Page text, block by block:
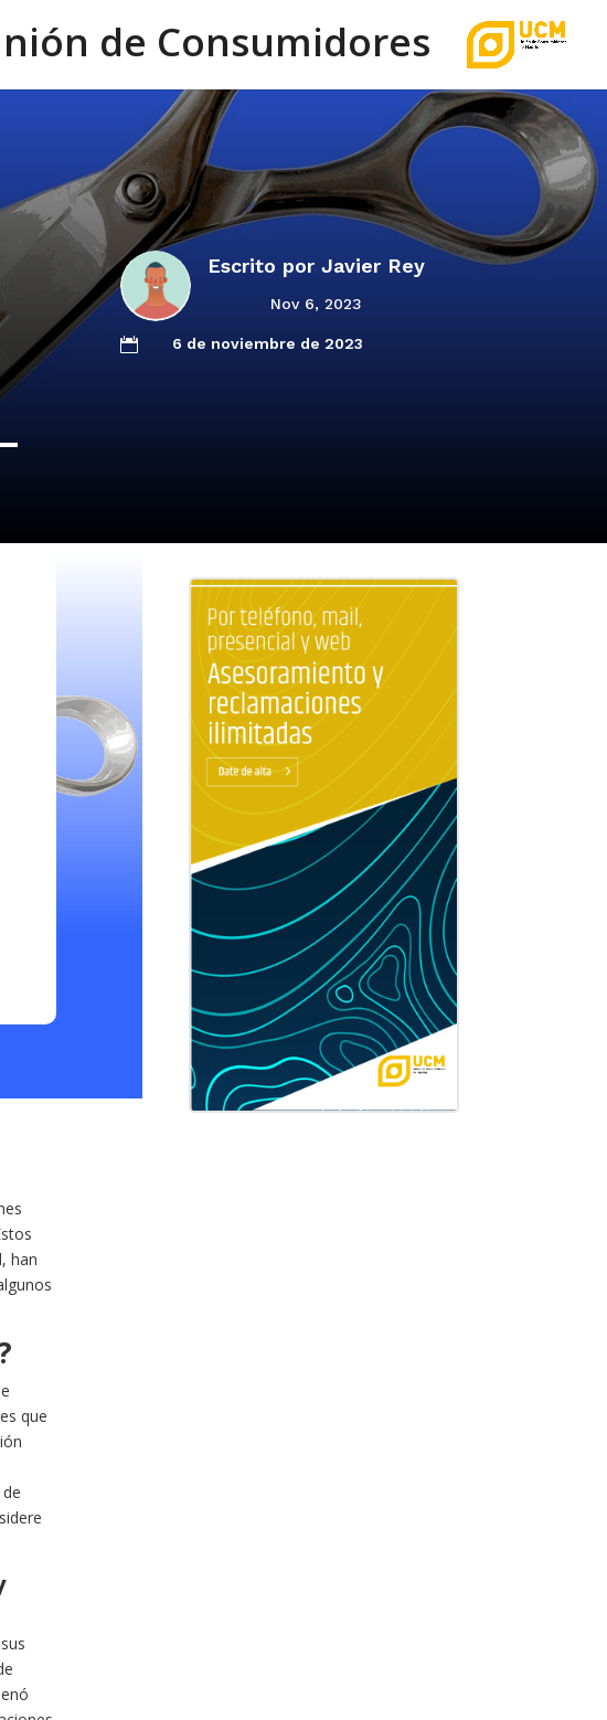
de Consumidores
Escrito porJavier Rey
Nov 6, 2023
 6 de noviembre de 2023
han
que